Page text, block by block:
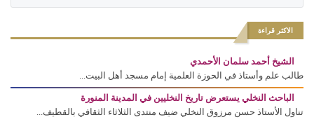
الاكثر قراءة
الشيخ أحمد سلمان الأحمدي
طالب علم وأستاذ في الحوزة العلمية إمام مسجد أهل البيت...
الباحث النخلي يستعرض تاريخ النخليين في المدينة المنورة
تناول الأستاذ حسن مرزوق النخلي ضيف منتدى الثلاثاء الثقافي بالقطيف...